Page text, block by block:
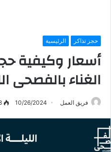
حجز تذاكر الرئيسية
أسعار وكيفية
الغناء بالفصحى
فريق العمل 10/26/2024